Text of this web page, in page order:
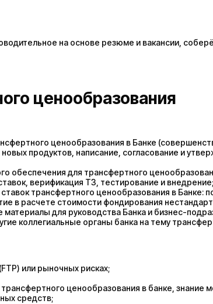
на основе резюме и вакансии,
ценообразования
ценообразования в Банке
продуктов, написание, согласование и
обеспечения для трансфертного
верификация ТЗ, тестирование и внедрение;
трансфертного ценообразования в Банке:
в расчете стоимости фондирования
для руководства Банка и бизнес-
коллегиальные органы банка на тему
или рыночных рисках;
ценообразования в банке, знание
средств;